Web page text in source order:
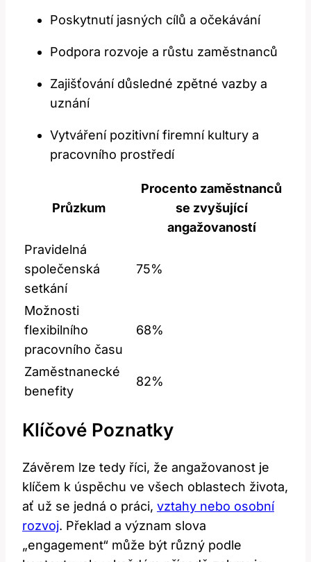
Poskytnutí jasných cílů a očekávání
Podpora rozvoje a růstu zaměstnanců
Zajišťování důsledné zpětné vazby a
uznání
Vytváření pozitivní firemní kultury a
pracovního prostředí
Průzkum
Procento zaměstnanců
se zvyšující
angažovaností
Pravidelná
společenská
setkání
75%
Možnosti
flexibilního
pracovního času
68%
Zaměstnanecké
benefity
82%
Klíčové Poznatky
Závěrem lze tedy říci, že angažovanost je
klíčem k úspěchu ve všech oblastech života,
ať už se jedná o práci, vztahy nebo osobní
rozvoj. Překlad a význam slova
„engagement“ může být různý podle